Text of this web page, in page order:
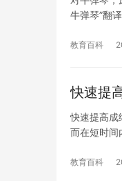
牛弹琴”翻
教育百科
快速提
快速提高成
而在短时间
教育百科